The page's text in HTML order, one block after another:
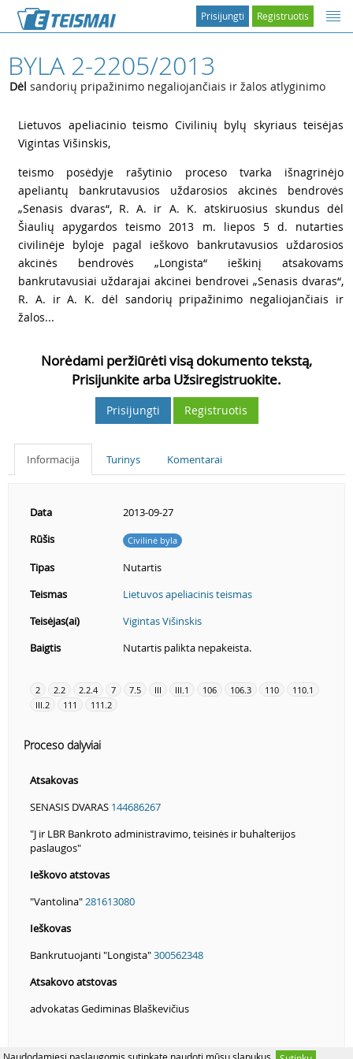
Registruotis
Prisijungti
BYLA 2-2205/2013
Dėl sandorių pripažinimo negaliojančiais ir žalos atlyginimo
Lietuvos apeliacinio teismo Civilinių bylų skyriaus teisėjas
Vigintas Višinskis,
teismo posėdyje rašytinio proceso tvarka išnagrinėjo
apeliantų bankrutavusios uždarosios akcinės bendrovės
„Senasis dvaras“, R. A. ir A. K. atskiruosius skundus dėl
Šiaulių apygardos teismo 2013 m. liepos 5 d. nutarties
civilinėje byloje pagal ieškovo bankrutavusios uždarosios
akcinės bendrovės „Longista“ ieškinį atsakovams
bankrutavusiai uždarajai akcinei bendrovei „Senasis dvaras“,
R. A. ir A. K. dėl sandorių pripažinimo negaliojančiais ir
žalos...
Norėdami peržiūrėti visą dokumento tekstą,
Prisijunkite arba Užsiregistruokite.
Prisijungti Registruotis
Informacija Turinys Komentarai
Data
2013-09-27
Rūšis
Civilinė byla
Tipas
Nutartis
Teismas
Lietuvos apeliacinis teismas
Teisėjas(ai)
Vigintas Višinskis
Baigtis
Nutartis palikta nepakeista.
2 2.2 2.2.4 7 7.5 III III.1 106 106.3 110
110.1
III.2
111 111.2
Proceso dalyviai
Atsakovas
SENASIS DVARAS 144686267
"J ir LBR Bankroto administravimo, teisinės ir buhalterijos
paslaugos"
Ieškovo atstovas
"Vantolina"281613080
Ieškovas
Bankrutuojanti "Longista"300562348
Atsakovo atstovas
advokatas Gediminas Blaškevičius